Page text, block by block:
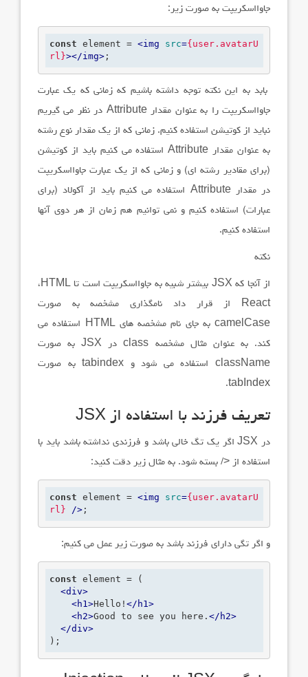
جاوااسکریپت به صورت زیر:
const element = <img src={user.avatarU
rl}></img> ;
بابد به این نکته توجه داشته باشیم که زمانی که یک عبارت
جاوااسکریپت را به عنوان مقدارAttribute در نظر می گیریم
نباید از کوتیشن استفاده کنیم. زمانی که از یک مقدار نوع رشته
به عنوان مقدار Attributeاستفاده می کنیم باید از کوتیشن
(برای مقادیر رشته ای) و زمانی که از یک عبارت جاوااسکریپت
در مقدارAttribute استفاده می کنیم باید از آکولاد (برای
عبارات) استفاده کنیم و نمی توانیم هم زمان از هر دوی آنها
استفاده کنیم.
نکته
از آنجا که JSX بیشتر شبیه به جاوااسکریپت است تا HTML،
React از قرار داد نامگذاری مشخصه به صورت
camelCase به جای نام مشخصه هایHTML استفاده می
کند. به عنوان مثال مشخصه classدر JSXبه صورت
classNameاستفاده می شود و tabindexبه صورت
tabIndex
.
تعریف فرزند با استفاده از JSX
در JSXاگر یک تگ خالی باشد و فرزندی نداشته باشد باید با
استفاده از /> بسته شود. به مثال زیر دقت کنید:
const element = <img src={user.avatarU
rl} /> ;
و اگر تگی دارای فرزند باشد به صورت زیر عمل می کنیم:
const element = (
<div>
<h1>Hello! </ h1>
<h2>Good to see you here. </ h2>
</div>
);